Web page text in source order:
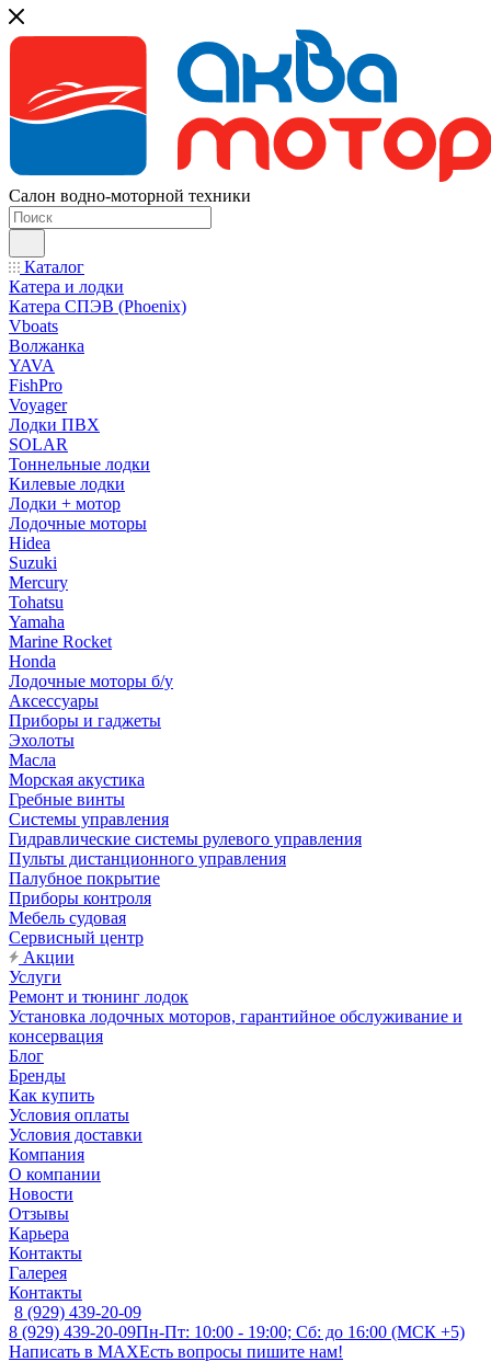
Салон водно-моторной техники
Каталог
Катера и лодки
Катера СПЭВ (Phoenix)
Vboats
Волжанка
YAVA
FishPro
Voyager
Лодки ПВХ
SOLAR
Тоннельные лодки
Килевые лодки
Лодки + мотор
Лодочные моторы
Hidea
Suzuki
Mercury
Tohatsu
Yamaha
Marine Rocket
Honda
Лодочные моторы б/у
Аксессуары
Приборы и гаджеты
Эхолоты
Масла
Морская акустика
Гребные винты
Системы управления
Гидравлические системы рулевого управления
Пульты дистанционного управления
Палубное покрытие
Приборы контроля
Мебель судовая
Сервисный центр
Акции
Услуги
Ремонт и тюнинг лодок
Установка лодочных моторов, гарантийное обслуживание и
консервация
Блог
Бренды
Как купить
Условия оплаты
Условия доставки
Компания
О компании
Новости
Отзывы
Карьера
Контакты
Галерея
Контакты
8 (929) 439-20-09
8 (929) 439-20-09Пн-Пт: 10:00 - 19:00; Сб: до 16:00 (МСК +5)
Написать в MAXЕсть вопросы пишите нам!